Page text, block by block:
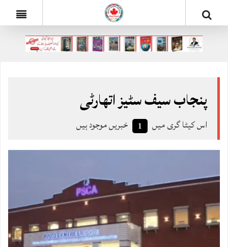
پنجاب سیف سٹیز اتھارٹی
اس کیٹا گری میں 1 خبریں موجود ہیں